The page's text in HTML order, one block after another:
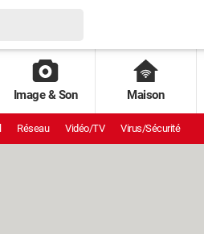
Image & Son Maison
Réseau Vidéo/TV Virus/Sécurité